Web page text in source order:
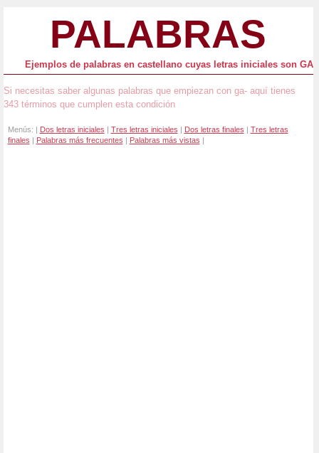
PALABRAS
Ejemplos de palabras en castellano cuyas letras iniciales son GA
Si necesitas saber algunas palabras que empiezan con ga- aquí tienes
343 términos que cumplen esta condición
Menús: | Dos letras iniciales | Tres letras iniciales | Dos letras finales | Tres letras
finales | Palabras más frecuentes | Palabras más vistas |